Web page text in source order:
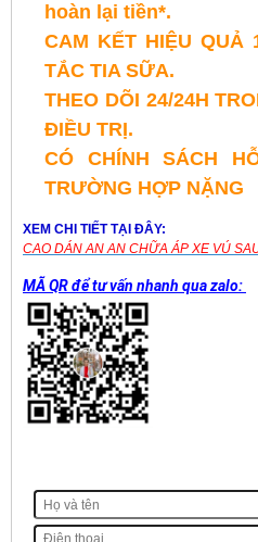
hoàn lại tiền*.
CAM KẾT HIỆU QUẢ
TẮC TIA SỮA.
THEO DÕI 24/24H
ĐIỀU TRỊ.
CÓ CHÍNH SÁCH
TRƯỜNG HỢP NẶNG
XEM CHI TIẾT TẠI ĐÂY:
CAO DÁN AN AN CHỮA ÁP XE VÚ
MÃ QR để tư vấn nhanh qua zalo: